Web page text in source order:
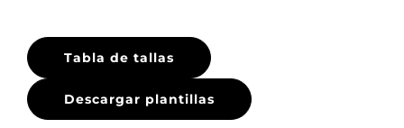
Tabla de tallas
Descargar plantillas